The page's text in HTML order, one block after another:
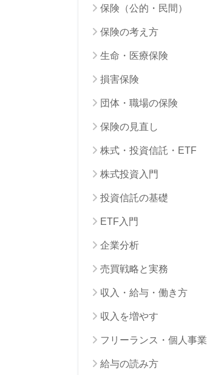
保険（公的・民間）
保険の考え方
生命・医療保険
損害保険
団体・職場の保険
保険の見直し
株式・投資信託・ETF
株式投資入門
投資信託の基礎
ETF入門
企業分析
売買戦略と実務
収入・給与・働き方
収入を増やす
フリーランス・個人事業
給与の読み方